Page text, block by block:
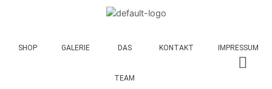
SHOP GALERIE DAS
TEAM
KONTAKT IMPRESSUM